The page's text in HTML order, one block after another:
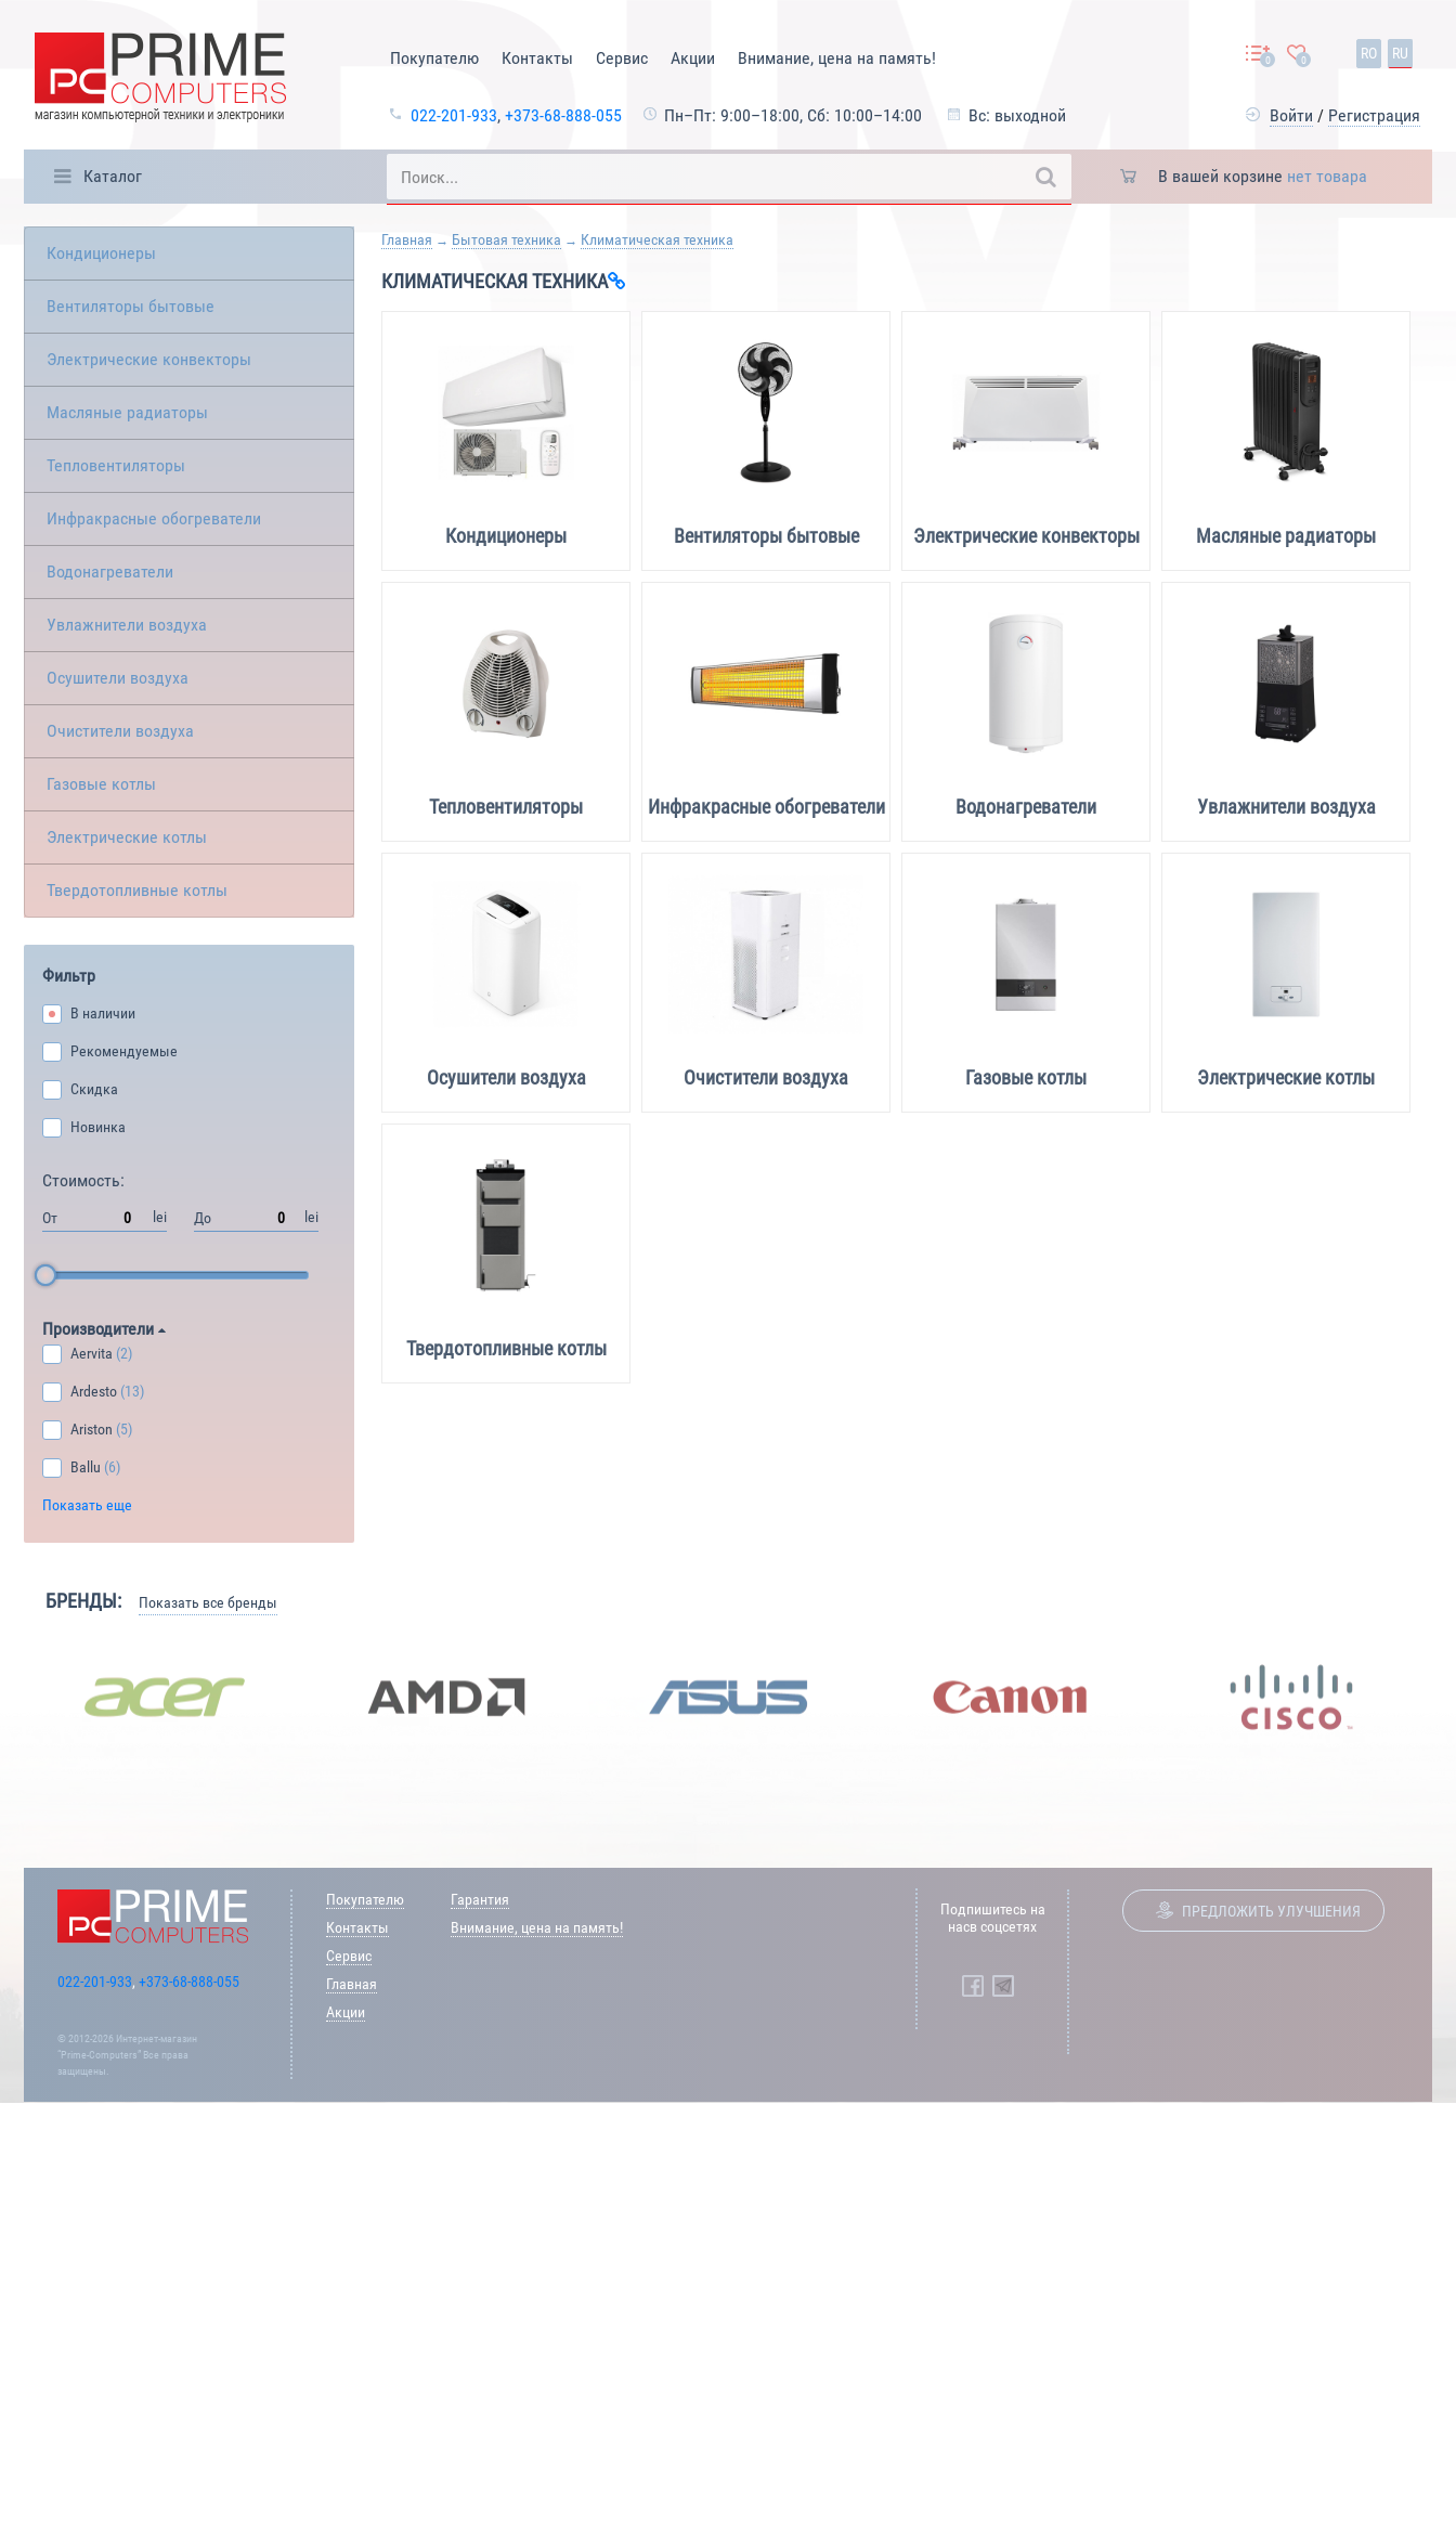
Покупателю Контакты Сервис Акции Внимание, цена на память!
022-201-933, +373-68-888-055 Пн–Пт: 9:00–18:00, Сб: 10:00–14:00 Вс: выходной
0 0 RO RU
Войти / Регистрация
Каталог В вашей корзине нет товара
Кондиционеры
Вентиляторы бытовые
Электрические конвекторы
Масляные радиаторы
Тепловентиляторы
Инфракрасные обогреватели
Водонагреватели
Увлажнители воздуха
Осушители воздуха
Очистители воздуха
Газовые котлы
Электрические котлы
Твердотопливные котлы
Фильтр
В наличии
Рекомендуемые
Скидка
Новинка
Стоимость:
От lei До lei
Производители
Aervita (2)
Ardesto (13)
Ariston (5)
Ballu (6)
Показать еще
Главная Бытовая техника Климатическая техника
КЛИМАТИЧЕСКАЯ ТЕХНИКА
Кондиционеры Вентиляторы бытовые Электрические конвекторы Масляные радиаторы
Тепловентиляторы Инфракрасные обогреватели Водонагреватели Увлажнители воздуха
Осушители воздуха Очистители воздуха Газовые котлы Электрические котлы
Твердотопливные котлы
БРЕНДЫ: Показать все бренды
022-201-933, +373-68-888-055
© 2012-2026 Интернет-магазин
“Prime-Computers” Все права
защищены.
Покупателю
Контакты
Сервис
Главная
Акции
Гарантия
Внимание, цена на память!
Подпишитесь на
насв соцсетях
ПРЕДЛОЖИТЬ УЛУЧШЕНИЯ